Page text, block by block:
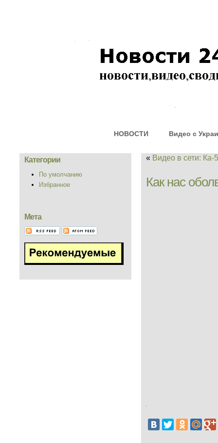
НОВОСТИ Видео с
Категории
По умолчанию
Избранное
Мета
« Видео в сети:
Как нас